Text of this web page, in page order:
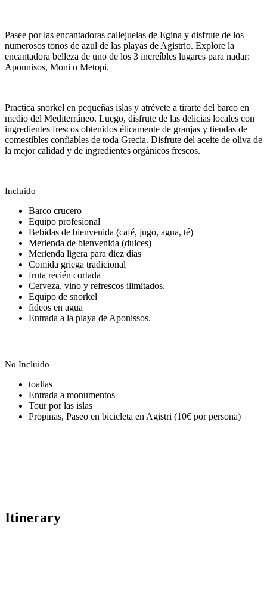
Pasee por las encantadoras callejuelas de Egina y disfrute de los
numerosos tonos de azul de las playas de Agistrio. Explore la
encantadora belleza de uno de los 3 increíbles lugares para nadar:
Aponnisos, Moni o Metopi.
Practica snorkel en pequeñas islas y atrévete a tirarte del barco en
medio del Mediterráneo. Luego, disfrute de las delicias locales con
ingredientes frescos obtenidos éticamente de granjas y tiendas de
comestibles confiables de toda Grecia. Disfrute del aceite de oliva de
la mejor calidad y de ingredientes orgánicos frescos.
Incluido
Barco crucero
Equipo profesional
Bebidas de bienvenida (café, jugo, agua, té)
Merienda de bienvenida (dulces)
Merienda ligera para diez días
Comida griega tradicional
fruta recién cortada
Cerveza, vino y refrescos ilimitados.
Equipo de snorkel
fideos en agua
Entrada a la playa de Aponissos.
Νο Incluido
toallas
Entrada a monumentos
Tour por las islas
Propinas, Paseo en bicicleta en Agistri (10€ por persona)
Itinerary